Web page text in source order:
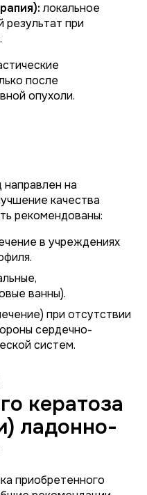
локальное
при
после
опухоли.
на
качества
рекомендованы:
в учреждениях
ванны).
при отсутствии
сердечно-
систем.
кератоза
ладонно-
приобретенного